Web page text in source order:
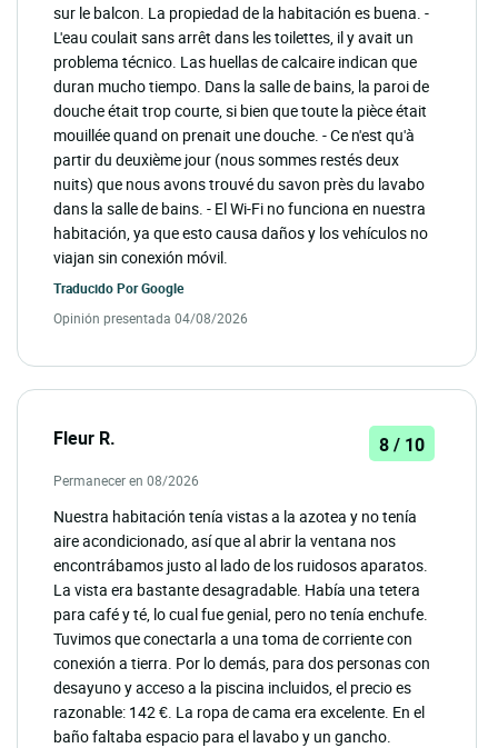
sur le balcon. La propiedad de la habitación es buena. -
L'eau coulait sans arrêt dans les toilettes, il y avait un
problema técnico. Las huellas de calcaire indican que
duran mucho tiempo. Dans la salle de bains, la paroi de
douche était trop courte, si bien que toute la pièce était
mouillée quand on prenait une douche. - Ce n'est qu'à
partir du deuxième jour (nous sommes restés deux
nuits) que nous avons trouvé du savon près du lavabo
dans la salle de bains. - El Wi-Fi no funciona en nuestra
habitación, ya que esto causa daños y los vehículos no
viajan sin conexión móvil.
Traducido PorGoogle
Opinión presentada 04/08/2026
Fleur R. 8 / 10
Permanecer en 08/2026
Nuestra habitación tenía vistas a la azotea y no tenía
aire acondicionado, así que al abrir la ventana nos
encontrábamos justo al lado de los ruidosos aparatos.
La vista era bastante desagradable. Había una tetera
para café y té, lo cual fue genial, pero no tenía enchufe.
Tuvimos que conectarla a una toma de corriente con
conexión a tierra. Por lo demás, para dos personas con
desayuno y acceso a la piscina incluidos, el precio es
razonable: 142 €. La ropa de cama era excelente. En el
baño faltaba espacio para el lavabo y un gancho.